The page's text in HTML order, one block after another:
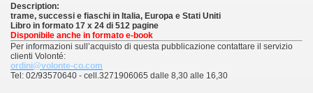
Description:
trame, successi e fiaschi in Italia, Europa e Stati Uniti
Libro in formato 17 x 24 di 512 pagine
Disponibile anche in formato e-book
Per informazioni sull’acquisto di questa pubblicazione contattare il servizio
clienti Volonté:
ordini@volonte-co.com
Tel: 02/93570640 - cell.3271906065 dalle 8,30 alle 16,30